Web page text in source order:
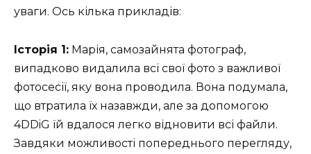
уваги. Ось кілька прикладів:
Історія 1: Марія, самозайнята фотограф,
випадково видалила всі свої фото з важливої
фотосесії, яку вона проводила. Вона подумала,
що втратила їх назавжди, але за допомогою
4DDiG їй вдалося легко відновити всі файли.
Завдяки можливості попереднього перегляду,